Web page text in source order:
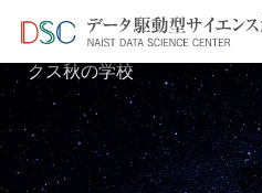
TOP ＞ イベント情報
＞
クス秋の学校